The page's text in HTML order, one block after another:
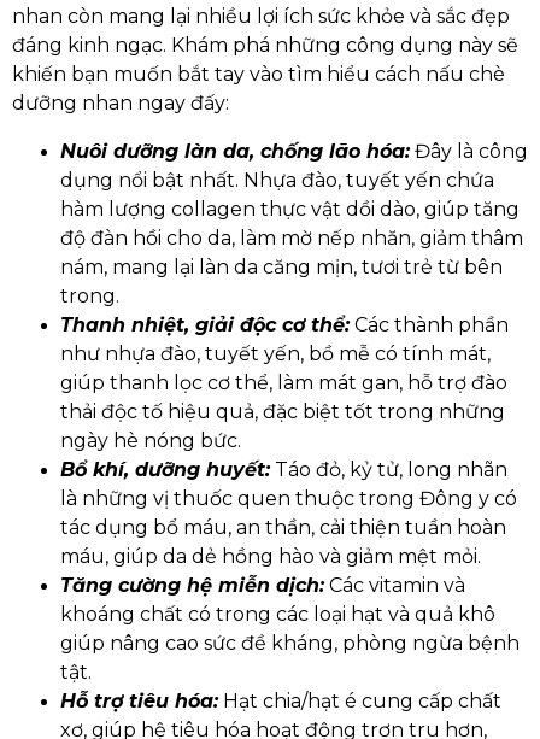
nhan còn mang lại nhiều lợi ích sức khỏe và sắc đẹp
đáng kinh ngạc. Khám phá những công dụng này sẽ
khiến bạn muốn bắt tay vào tìm hiểu cách nấu chè
dưỡng nhan ngay đấy:
Nuôi dưỡng làn da, chống lão hóa:Đây là công
dụng nổi bật nhất. Nhựa đào, tuyết yến chứa
hàm lượng collagen thực vật dồi dào, giúp tăng
độ đàn hồi cho da, làm mờ nếp nhăn, giảm thâm
nám, mang lại làn da căng mịn, tươi trẻ từ bên
trong.
Thanh nhiệt, giải độc cơ thể:Các thành phần
như nhựa đào, tuyết yến, bồ mễ có tính mát,
giúp thanh lọc cơ thể, làm mát gan, hỗ trợ đào
thải độc tố hiệu quả, đặc biệt tốt trong những
ngày hè nóng bức.
Bổ khí, dưỡng huyết:Táo đỏ, kỷ tử, long nhãn
là những vị thuốc quen thuộc trong Đông y có
tác dụng bổ máu, an thần, cải thiện tuần hoàn
máu, giúp da dẻ hồng hào và giảm mệt mỏi.
Tăng cường hệ miễn dịch:Các vitamin và
khoáng chất có trong các loại hạt và quả khô
giúp nâng cao sức đề kháng, phòng ngừa bệnh
tật.
Hỗ trợ tiêu hóa:Hạt chia/hạt é cung cấp chất
xơ, giúp hệ tiêu hóa hoạt động trơn tru hơn,